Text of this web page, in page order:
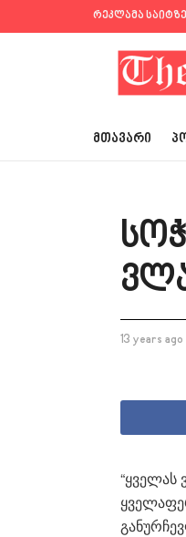
რეკლამა საიტზე
ᲛᲗᲐᲕᲐᲠᲘ
13 years ago
“ყველას